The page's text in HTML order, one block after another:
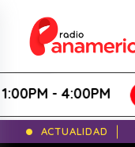
- 4:00PM
ACTUALIDAD